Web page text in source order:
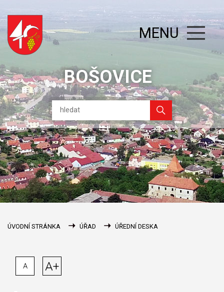
BOŠOVICE
MENU
ÚVODNÍ STRÁNKA ÚŘAD ÚŘEDNÍ DESKA
A A+